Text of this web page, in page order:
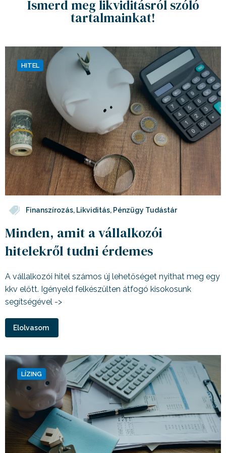
Ismerd meg likviditásról szóló
tartalmainkat!
HITEL
Finanszírozás, Likviditás, Pénzügy Tudástár
Minden, amit a vállalkozói
hitelekről tudni érdemes
A vállalkozói hitel számos új lehetőséget nyithat meg egy
kkv előtt. Igényeld felkészülten átfogó kisokosunk
segítségével ->
Elolvasom
LÍZING